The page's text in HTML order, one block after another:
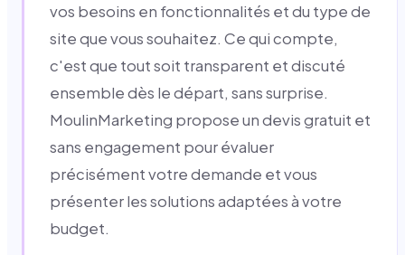
vos besoins en fonctionnalités et du type de
site que vous souhaitez. Ce qui compte,
c'est que tout soit transparent et discuté
ensemble dès le départ, sans surprise.
MoulinMarketing propose un devis gratuit et
sans engagement pour évaluer
précisément votre demande et vous
présenter les solutions adaptées à votre
budget.